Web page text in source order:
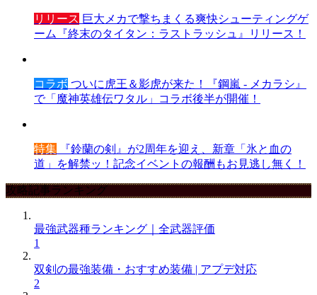
リリース 巨大メカで撃ちまくる爽快シューティングゲ
ーム『終末のタイタン：ラストラッシュ』リリース！
コラボ ついに虎王＆影虎が来た！『鋼嵐 - メカラシ』
で「魔神英雄伝ワタル」コラボ後半が開催！
特集 『鈴蘭の剣』が2周年を迎え、新章「氷と血の
道」を解禁ッ！記念イベントの報酬もお見逃し無く！
攻略記事ランキング
最強武器種ランキング｜全武器評価
1
双剣の最強装備・おすすめ装備 | アプデ対応
2